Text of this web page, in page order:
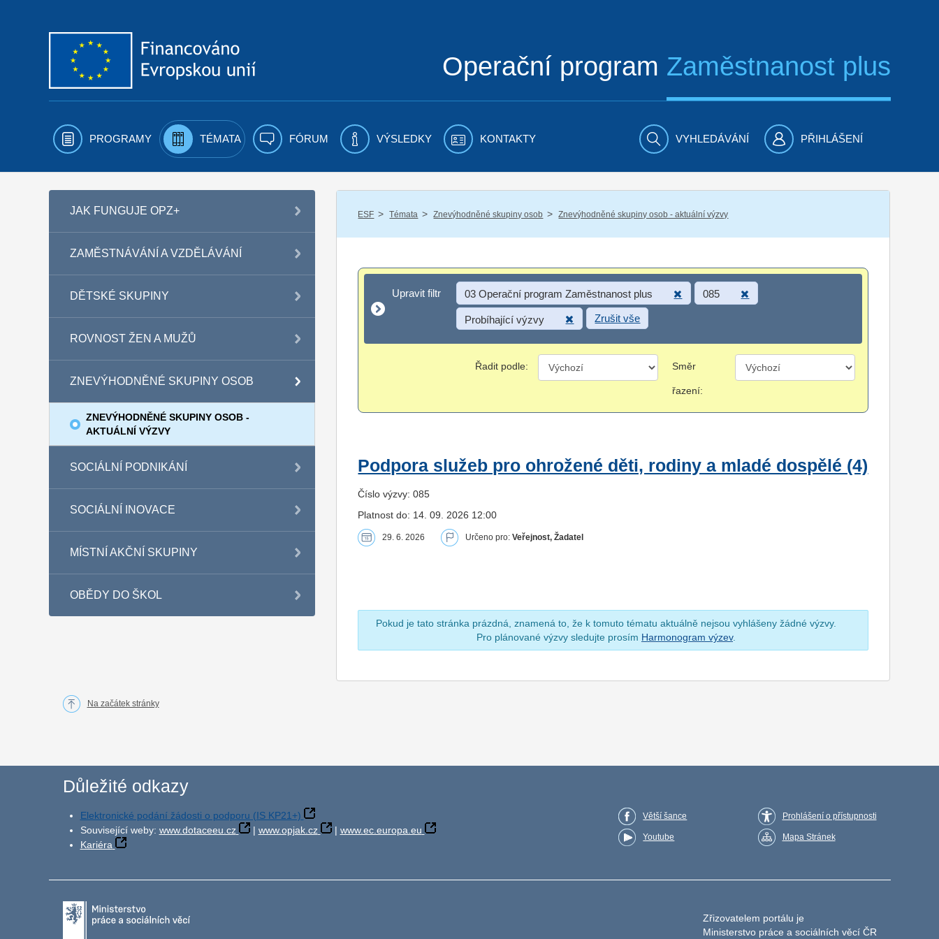
Operační program Zaměstnanost plus
PROGRAMY TÉMATA FÓRUM VÝSLEDKY KONTAKTY VYHLEDÁVÁNÍ PŘIHLÁŠENÍ
JAK FUNGUJE OPZ+
ZAMĚSTNÁVÁNÍ A VZDĚLÁVÁNÍ
DĚTSKÉ SKUPINY
ROVNOST ŽEN A MUŽŮ
ZNEVÝHODNĚNÉ SKUPINY OSOB
ZNEVÝHODNĚNÉ SKUPINY OSOB -
AKTUÁLNÍ VÝZVY
SOCIÁLNÍ PODNIKÁNÍ
SOCIÁLNÍ INOVACE
MÍSTNÍ AKČNÍ SKUPINY
OBĚDY DO ŠKOL
ESF / Témata / Znevýhodněné skupiny osob / Znevýhodněné skupiny osob - aktuální výzvy
Upravit filtr
Upravit filtr 03 Operační program Zaměstnanost plus 085
Probíhající výzvy Zrušit vše
Řadit podle: Směr
řazení:
Podpora služeb pro ohrožené děti, rodiny a mladé dospělé (4)
Číslo výzvy: 085
Platnost do: 14. 09. 2026 12:00
29. 6. 2026 Určeno pro:Veřejnost, Žadatel
Pokud je tato stránka prázdná, znamená to, že k tomuto tématu aktuálně nejsou vyhlášeny žádné výzvy.
Pro plánované výzvy sledujte prosím Harmonogram výzev.
Na začátek stránky
Důležité odkazy
Elektronické podání žádosti o podporu (IS KP21+)
Související weby: www.dotaceeu.cz | www.opjak.cz | www.ec.europa.eu
Kariéra
Větší šance
Youtube
Prohlášení o přístupnosti
Mapa Stránek
Zřizovatelem portálu je
Ministerstvo práce a sociálních věcí ČR